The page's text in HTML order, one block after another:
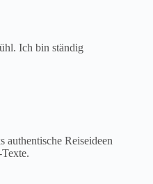
Ich bin ständig
Reiseideen